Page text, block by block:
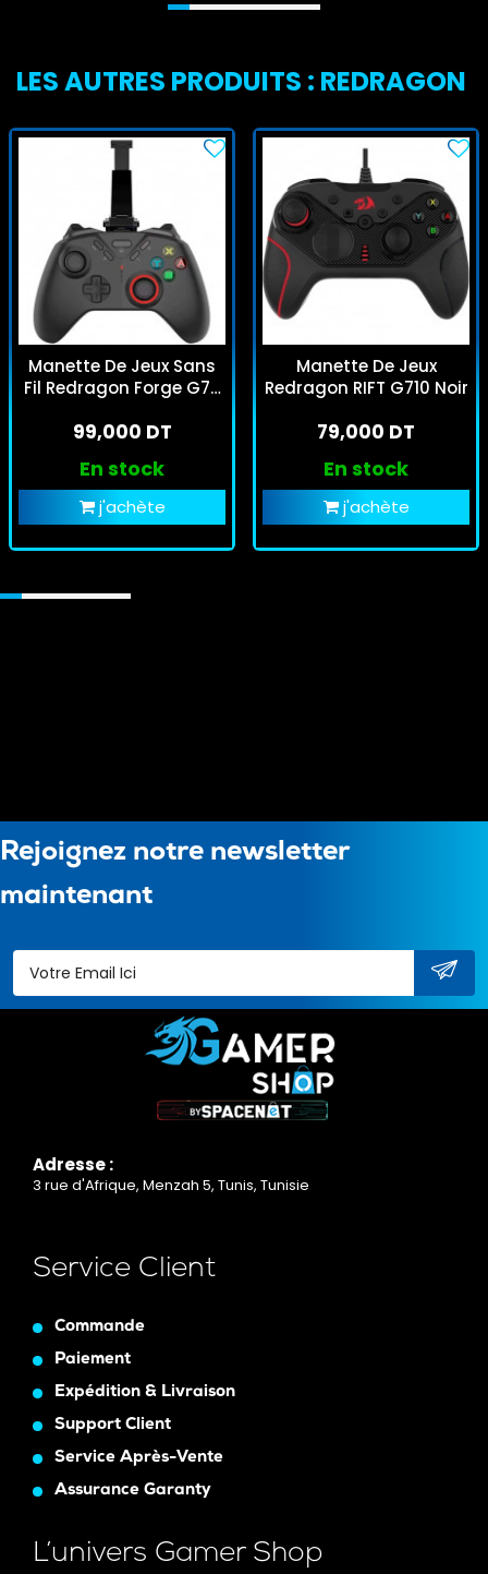
LES AUTRES PRODUITS : REDRAGON
Manette De Jeux Sans
Fil Redragon Forge G711
99,000 DT
En stock
j'achète
Manette De Jeux
Redragon RIFT G710 Noir
79,000 DT
En stock
j'achète
Rejoignez notre newsletter
maintenant
Adresse :
3 rue d'Afrique, Menzah 5, Tunis, Tunisie
Service Client
Commande
Paiement
Expédition & Livraison
Support Client
Service Après-Vente
Assurance Garanty
L’univers Gamer Shop